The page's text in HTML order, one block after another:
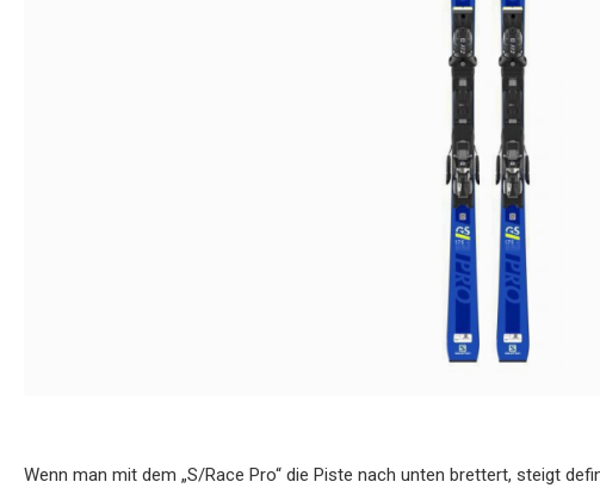
Wenn man mit dem „S/Race Pro“ die Piste nach unten brettert, steigt